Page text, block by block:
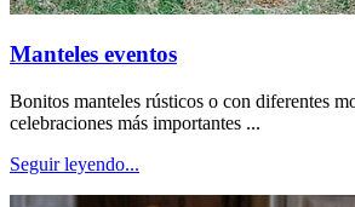
Manteles eventos
Bonitos manteles rústicos o con diferentes
celebraciones más importantes ...
Seguir leyendo...